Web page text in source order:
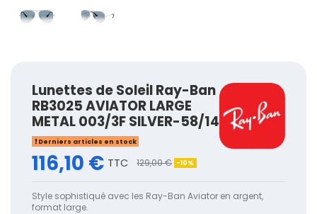
Lunettes de Soleil Ray-Ban
RB3025 AVIATOR LARGE
METAL 003/3F SILVER-58/14
Derniers articles en stock
116,10 € TTC 129,00 € -10%
Style sophistiqué avec les Ray-Ban Aviator en argent,
format large.